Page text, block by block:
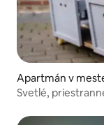
Apartmán v